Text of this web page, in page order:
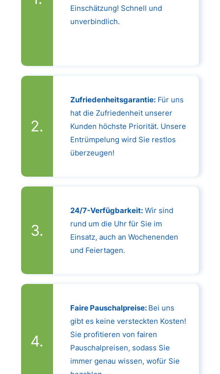
Einschätzung! Schnell und
unverbindlich.
Zufriedenheitsgarantie:Für uns
hat die Zufriedenheit unserer
Kunden höchste Priorität. Unsere
Entrümpelung wird Sie restlos
überzeugen!
24/7-Verfügbarkeit:Wir sind
rund um die Uhr für Sie im
Einsatz, auch an Wochenenden
und Feiertagen.
Faire Pauschalpreise: Bei uns
gibt es keine versteckten Kosten!
Sie profitieren von fairen
Pauschalpreisen, sodass Sie
immer genau wissen, wofür Sie